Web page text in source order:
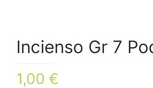
Incienso Gr 7
1,00 €